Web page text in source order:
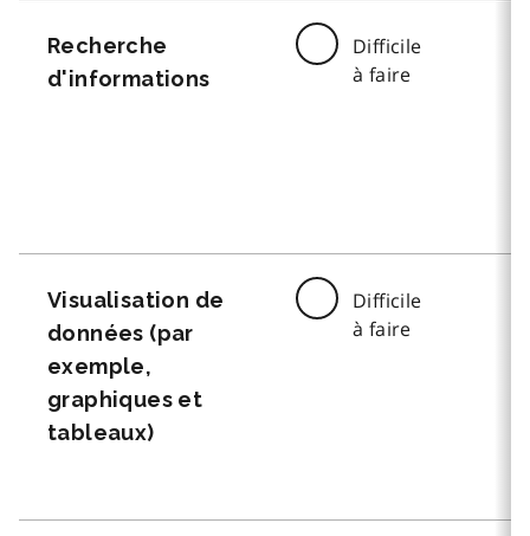
Recherche
d'informations
Difficile
à faire
Visualisation de
données (par
exemple,
graphiques et
tableaux)
Difficile
à faire